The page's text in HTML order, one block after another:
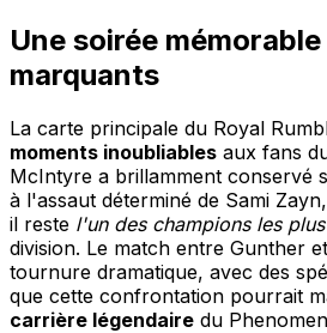
Une soirée
marquants
La carte principale du Royal
moments inoubliables aux fans
McIntyre a brillamment conservé
à l'assaut déterminé de Sami
il reste l'un des champions les
division. Le match entre Gunther
tournure dramatique, avec des
que cette confrontation pourrait
carrière légendaire du